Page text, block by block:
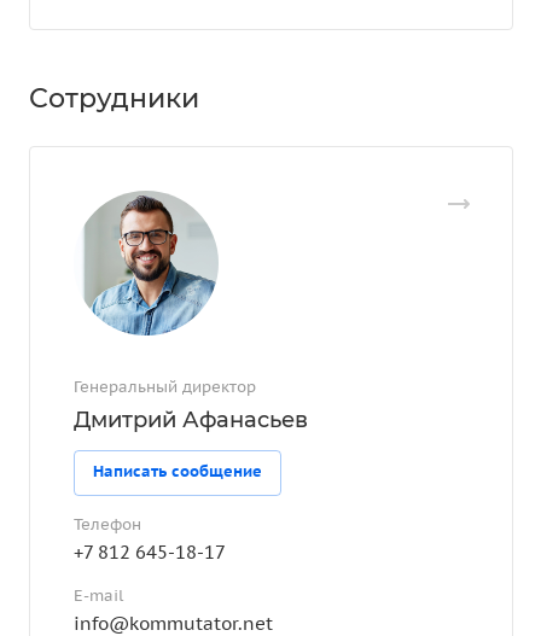
Сотрудники
Генеральный директор
Дмитрий Афанасьев
Написать сообщение
Телефон
+7 812 645-18-17
E-mail
info@kommutator.net